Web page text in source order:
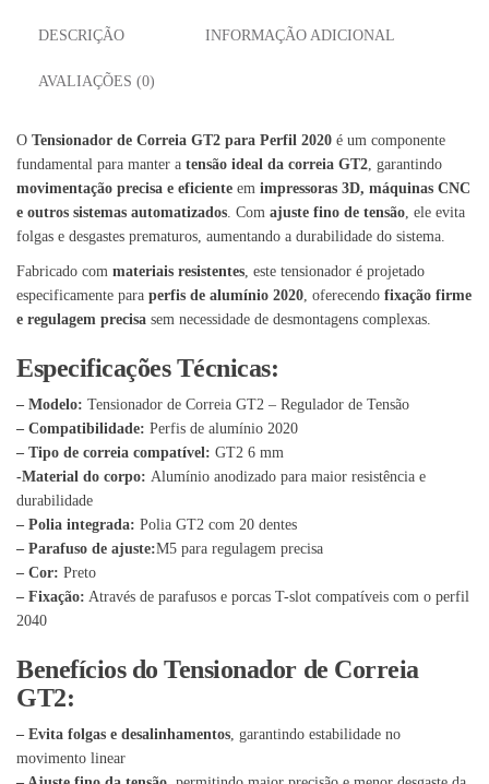
DESCRIÇÃO INFORMAÇÃO ADICIONAL
AVALIAÇÕES (0)
O Tensionador de Correia GT2 para Perfil 2020 é um componente
fundamental para manter a tensão ideal da correia GT2, garantindo
movimentação precisa e eficiente em impressoras 3D, máquinas CNC
e outros sistemas automatizados. Com ajuste fino de tensão, ele evita
folgas e desgastes prematuros, aumentando a durabilidade do sistema.
Fabricado com materiais resistentes, este tensionador é projetado
especificamente para perfis de alumínio 2020, oferecendo fixação firme
e regulagem precisa sem necessidade de desmontagens complexas.
Especificações Técnicas:
– Modelo: Tensionador de Correia GT2 – Regulador de Tensão
– Compatibilidade: Perfis de alumínio 2020
– Tipo de correia compatível: GT2 6 mm
-Material do corpo: Alumínio anodizado para maior resistência e
durabilidade
– Polia integrada: Polia GT2 com 20 dentes
– Parafuso de ajuste:M5 para regulagem precisa
– Cor: Preto
– Fixação: Através de parafusos e porcas T-slot compatíveis com o perfil
2040
Benefícios do Tensionador de Correia
GT2:
– Evita folgas e desalinhamentos, garantindo estabilidade no
movimento linear